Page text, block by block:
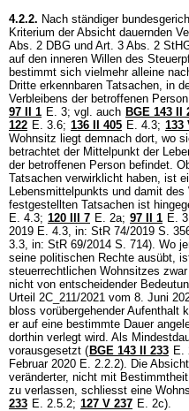
4.2.2. Nach ständiger
Kriterium der Absicht dauernden
Abs. 2 DBG und Art. 3 Abs. 2
auf den inneren Willen des
bestimmt sich vielmehr alleine
Dritte erkennbaren Tatsachen, in
Verbleibens der betroffenen
97 II 1 E. 3; vgl. auch BGE 143 II
122 E. 3.6; 136 II 405 E. 4.3; 133
Wohnsitz liegt demnach dort, wo
betrachtet der Mittelpunkt der
der betroffenen Person befindet.
Tatsachen verwirklicht haben, ist
Lebensmittelpunkts und damit
festgestellten Tatsachen ist
E. 4.3; 120 III 7 E. 2a; 97 II 1 E.
2019 E. 4.3, in: StR 74/2019 S.
3.3, in: StR 69/2014 S. 714). Wo
seine politischen Rechte ausübt,
steuerrechtlichen Wohnsitzes
nicht von entscheidender
Urteil 2C_211/2021 vom 8. Juni
bloss vorübergehender Aufenthalt
er auf eine bestimmte Dauer
dorthin verlegt wird. Als
vorausgesetzt ( BGE 143 II 233 E.
Februar 2020 E. 2.2.2). Die
veränderter, nicht mit
zu verlassen, schliesst eine
233 E. 2.5.2; 127 V 237 E. 2c).